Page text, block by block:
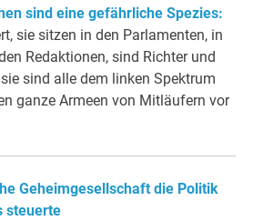
sind eine gefährliche Spezies:
sie sitzen in den Parlamenten, in
Redaktionen, sind Richter und
sind alle dem linken Spektrum
ganze Armeen von Mitläufern vor
Geheimgesellschaft die Politik
steuerte